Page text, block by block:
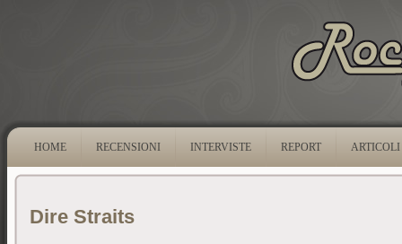
HOME RECENSIONI INTERVISTE REPORT ARTICOLI
Dire Straits